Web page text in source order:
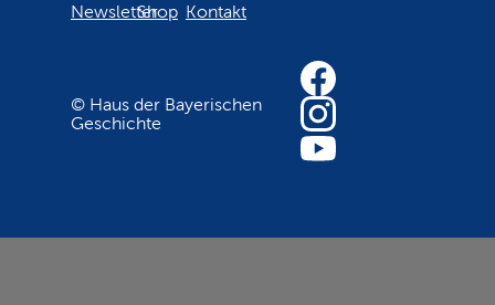
NewsletterShop Kontakt
© Haus der Bayerischen
Geschichte